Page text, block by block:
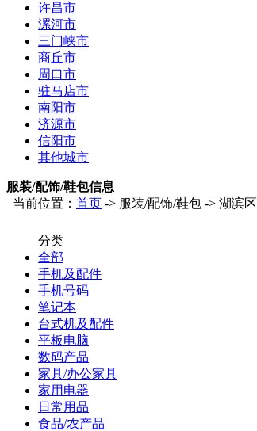
许昌市
漯河市
三门峡市
商丘市
周口市
驻马店市
南阳市
济源市
信阳市
其他城市
服装/配饰/鞋包信息
当前位置： 首页 -> 服装/配饰/鞋包 -> 湖滨区
分类
全部
手机及配件
手机号码
笔记本
台式机及配件
平板电脑
数码产品
家具/办公家具
家用电器
日常用品
食品/农产品